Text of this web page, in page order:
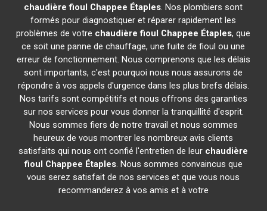
chaudière fioul Chappee Étaples. Nos plombiers sont
formés pour diagnostiquer et réparer rapidement les
problèmes de votre chaudière fioul Chappee Étaples, que
ce soit une panne de chauffage, une fuite de fioul ou une
erreur de fonctionnement. Nous comprenons que les délais
sont importants, c'est pourquoi nous nous assurons de
répondre à vos appels d'urgence dans les plus brefs délais.
Nos tarifs sont compétitifs et nous offrons des garanties
sur nos services pour vous donner la tranquillité d'esprit.
Nous sommes fiers de notre travail et nous sommes
heureux de vous montrer les nombreux avis clients
satisfaits qui nous ont confié l'entretien de leur chaudière
fioul Chappee Étaples. Nous sommes convaincus que
vous serez satisfait de nos services et que vous nous
recommanderez à vos amis et à votre